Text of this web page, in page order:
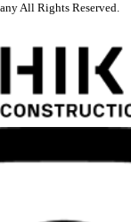
All Rights Reserved.